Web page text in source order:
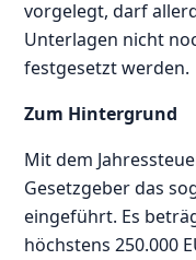
vorgelegt, darf
Unterlagen nicht
festgesetzt werden.
Zum Hintergrund
Mit dem
Gesetzgeber das
eingeführt. Es
höchstens 250.000